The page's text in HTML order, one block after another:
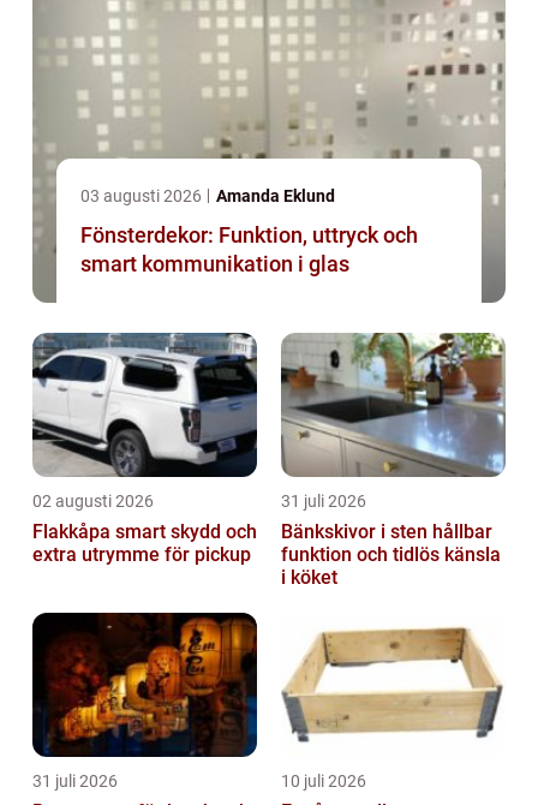
03 augusti 2026 Amanda Eklund
Fönsterdekor: Funktion, uttryck och
smart kommunikation i glas
02 augusti 2026
Flakkåpa smart skydd och
extra utrymme för pickup
31 juli 2026
Bänkskivor i sten hållbar
funktion och tidlös känsla
i köket
31 juli 2026 10 juli 2026